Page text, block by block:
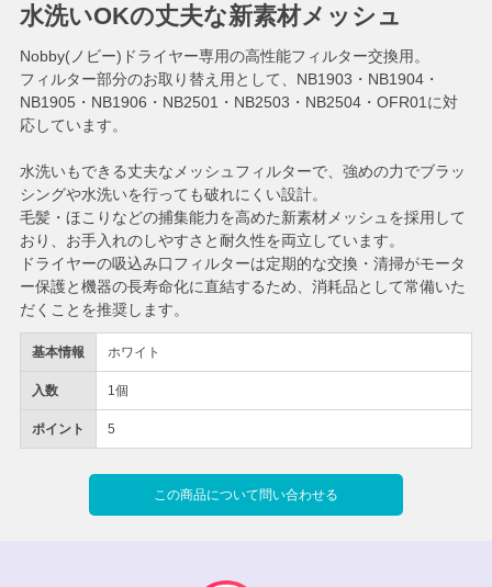
基本情報 ホワイト
入数 1個
ポイント 5
この商品について問い合わせる
水洗いOKの丈夫な新素材メッシュ
Nobby(ノビー)ドライヤー専用の高性能フィルター交換用。
フィルター部分のお取り替え用として、NB1903・NB1904・
NB1905・NB1906・NB2501・NB2503・NB2504・OFR01に対
応しています。
水洗いもできる丈夫なメッシュフィルターで、強めの力でブラッ
シングや水洗いを行っても破れにくい設計。
毛髪・ほこりなどの捕集能力を高めた新素材メッシュを採用して
おり、お手入れのしやすさと耐久性を両立しています。
ドライヤーの吸込み口フィルターは定期的な交換・清掃がモータ
ー保護と機器の長寿命化に直結するため、消耗品として常備いた
だくことを推奨します。